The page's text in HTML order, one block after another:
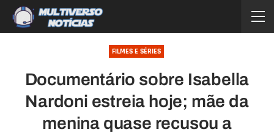
FILMES E SÉRIES
Documentário sobre Isabella
Nardoni estreia hoje; mãe da
menina quase recusou a